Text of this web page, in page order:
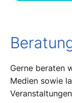
Gerne beraten
Medien sowie